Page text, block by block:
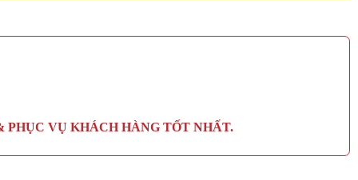
VỤ KHÁCH HÀNG TỐT NHẤT.